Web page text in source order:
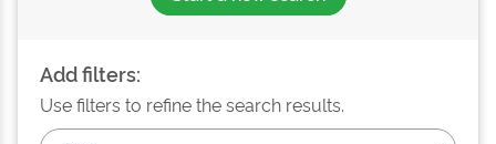
Add filters:
Use filters to refine the search results.